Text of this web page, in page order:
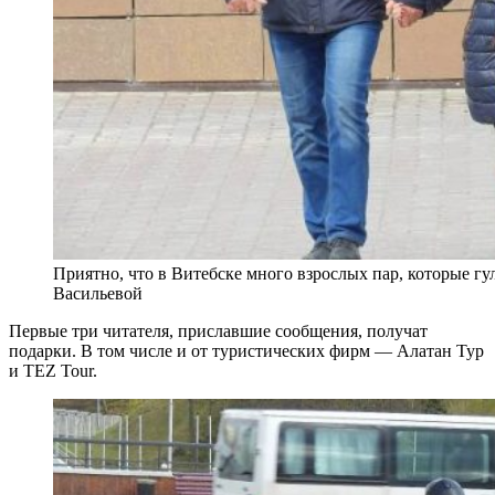
Приятно, что в Витебске много взрослых пар, которые
Васильевой
Первые три читателя, приславшие сообщения, получат
подарки. В том числе и от туристических фирм — Алатан Тур
и TEZ Tour.